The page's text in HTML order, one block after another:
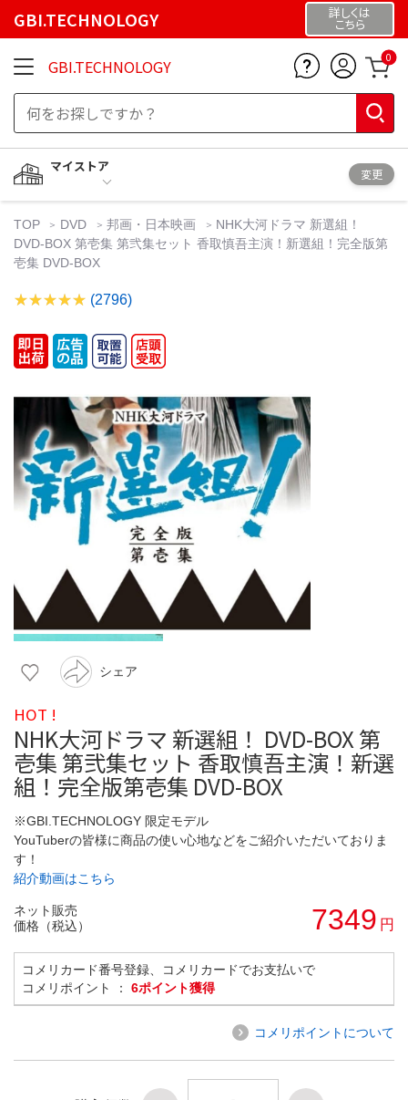
GBI.TECHNOLOGY 詳しくは
こちら
GBI.TECHNOLOGY 0
マイストア
変更
TOP DVD 邦画・日本映画
NHK大河ドラマ 新選組！
DVD-BOX 第壱集 第弐集セット 香取慎吾主演！新選組！完全版第
壱集 DVD-BOX
(2796)
シェア
HOT !
NHK大河ドラマ 新選組！ DVD-BOX 第
壱集 第弐集セット 香取慎吾主演！新選
組！完全版第壱集 DVD-BOX
※GBI.TECHNOLOGY 限定モデル
YouTuberの皆様に商品の使い心地などをご紹介いただいておりま
す！
紹介動画はこちら
ネット販売
価格（税込）
7349 円
コメリカード番号登録、コメリカードでお支払いで
コメリポイント ： 6ポイント獲得
コメリポイントについて